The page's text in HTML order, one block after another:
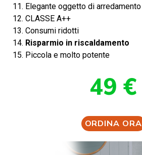
Elegante oggetto di arredamento
CLASSE A++
Consumi ridotti
Risparmio in riscaldamento
Piccola e molto potente
49 €
ORDINA ORA